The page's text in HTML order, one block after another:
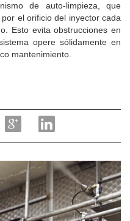
de auto-limpieza, que
el orificio del inyector cada
Esto evita obstrucciones en
opere sólidamente en
mantenimiento.